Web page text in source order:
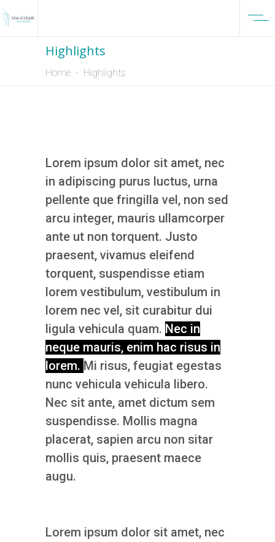
Highlights
Home - Highlights
Lorem ipsum dolor sit amet, nec
in adipiscing purus luctus, urna
pellente que fringilla vel, non sed
arcu integer, mauris ullamcorper
ante ut non torquent. Justo
praesent, vivamus eleifend
torquent, suspendisse etiam
lorem vestibulum, vestibulum in
lorem nec vel, sit curabitur dui
ligula vehicula quam. Nec in
neque mauris, enim hac risus in
lorem. Mi risus, feugiat egestas
nunc vehicula vehicula libero.
Nec sit ante, amet dictum sem
suspendisse. Mollis magna
placerat, sapien arcu non sitar
mollis quis, praesent maece
augu.
Lorem ipsum dolor sit amet, nec